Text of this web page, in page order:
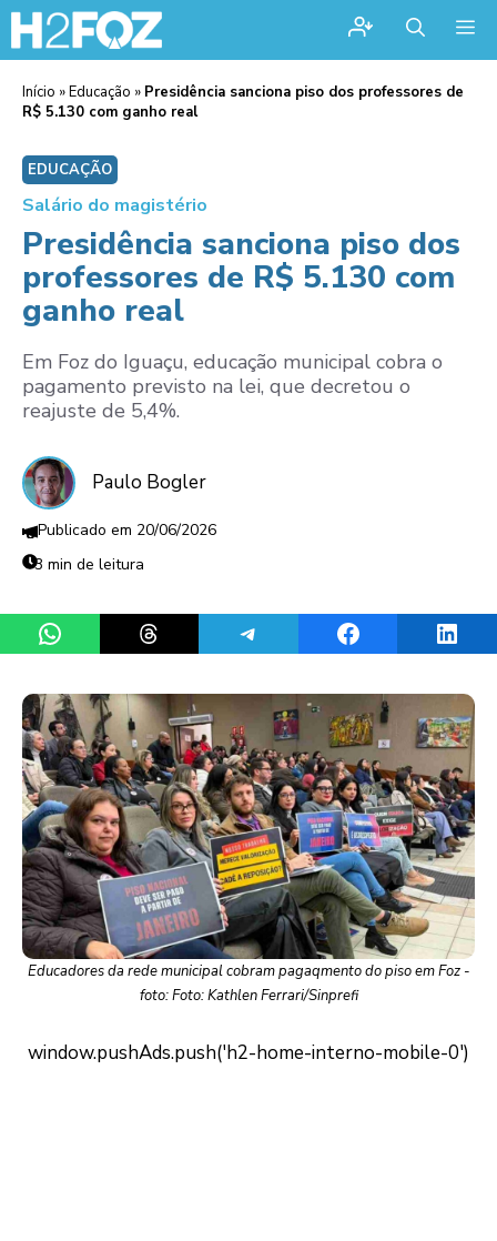
Início »Educação » Presidência sanciona piso dos professores de
R$ 5.130 com ganho real
EDUCAÇÃO
Salário do magistério
Presidência sanciona piso dos
professores de R$ 5.130 com
ganho real
Em Foz do Iguaçu, educação municipal cobra o
pagamento previsto na lei, que decretou o
reajuste de 5,4%.
Paulo Bogler
20/06/2026
3 min de leitura
Share on WhatsAppShare on ThreadsShare on TelegramShare on Facebook
Educadores da rede municipal cobram pagaqmento do piso em Foz -
foto: Foto: Kathlen Ferrari/Sinprefi